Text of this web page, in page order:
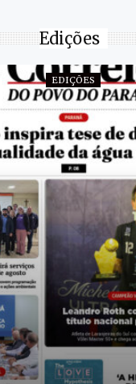
Edições
EDIÇÕES